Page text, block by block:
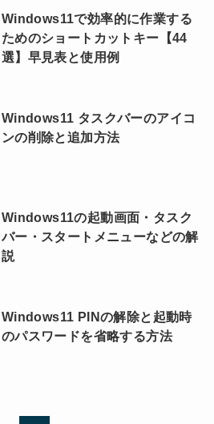
Windows11で効率的に作業する
ためのショートカットキー【44
選】早見表と使用例
Windows11 タスクバーのアイコ
ンの削除と追加方法
Windows11の起動画面・タスク
バー・スタートメニューなどの解
説
Windows11 PINの解除と起動時
のパスワードを省略する方法